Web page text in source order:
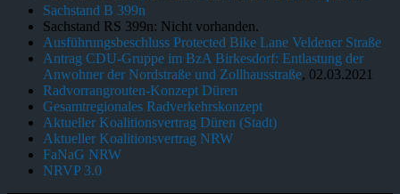
Sachstand B 399n
Sachstand RS 399n: Nicht vorhanden.
Ausführungsbeschluss Protected Bike Lane Veldener Straße
Antrag CDU-Gruppe im BzA Birkesdorf: Entlastung der
Anwohner der Nordstraße und Zollhausstraße, 02.03.2021
Radvorrangrouten-Konzept Düren
Gesamtregionales Radverkehrskonzept
Aktueller Koalitionsvertrag Düren (Stadt)
Aktueller Koalitionsvertrag NRW
FaNaG NRW
NRVP 3.0